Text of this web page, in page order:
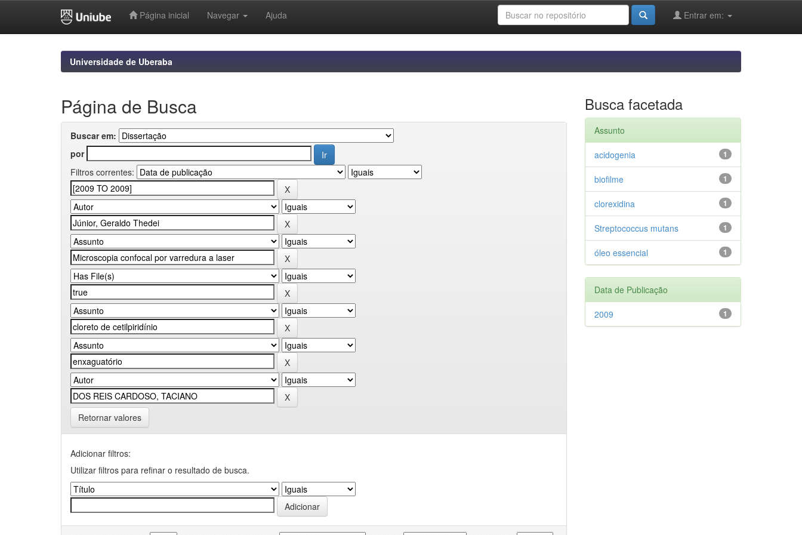
Página inicial Navegar Ajuda Entrar em:
Universidade de Uberaba
Página de Busca
Buscar em:
por
Filtros correntes:
Retornar valores
Adicionar filtros:
Utilizar filtros para refinar o resultado de busca.
Busca facetada
Assunto
1
acidogenia
1
biofilme
1
clorexidina
1
Streptococcus mutans
1
óleo essencial
Data de Publicação
1
2009